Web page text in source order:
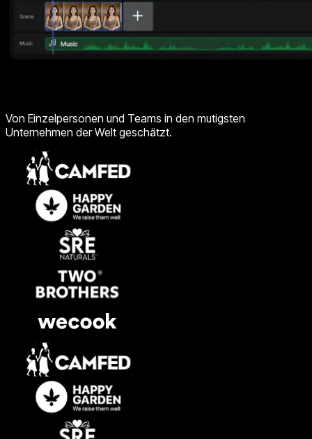
Von Einzelpersonen und Teams in den mutigsten
Unternehmen der Welt geschätzt.